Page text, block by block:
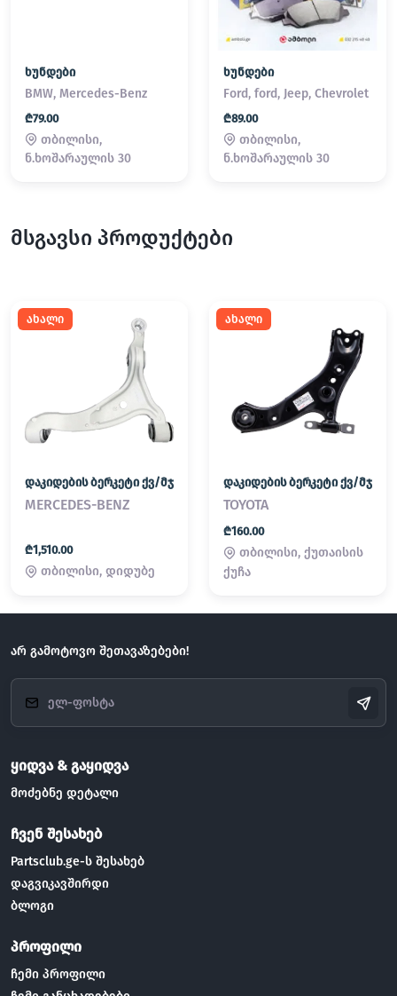
ხუნდები
BMW, Mercedes-Benz
₾79.00
თბილისი,
ნ.ხოშარაულის 30
ხუნდები
Ford, ford, Jeep, Chevrolet
₾89.00
თბილისი,
ნ.ხოშარაულის 30
მსგავსი პროდუქტები
ახალი
დაკიდების ბერკეტი ქვ/მჯ
MERCEDES-BENZ
₾1,510.00
თბილისი, დიდუბე
ახალი
დაკიდების ბერკეტი ქვ/მჯ
TOYOTA
₾160.00
თბილისი, ქუთაისის
ქუჩა
არ გამოტოვო შეთავაზებები!
ყიდვა & გაყიდვა
მოძებნე დეტალი
ჩვენ შესახებ
Partsclub.ge-ს შესახებ
დაგვიკავშირდი
ბლოგი
პროფილი
ჩემი პროფილი